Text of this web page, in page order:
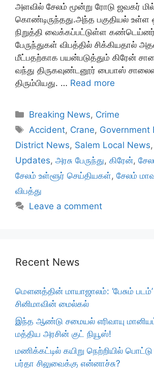
அளவில் சேலம் மூன்று ரோடு ஜவகர் மில்
கொண்டிருந்தது.அந்த பகுதியல் உள்ள
நிறுத்தி வைக்கப்பட்டுள்ள கண்டெய்னர்
பேருந்துகள் விபத்தில் சிக்கியதால்
மீட்பதற்காக பயன்படுத்தும் கிரேன்
வந்து திருகவுண்டனூர் பைபாஸ்
திரும்பியது. … Read more
Categories
Breaking News, Crime
Tags
Accident, Crane, Government
District News, Salem Local News,
Updates, அரசு பேருந்து, கிரேன்,
சேலம் உள்ளூர் செய்தியகள், சேலம்
விபத்து
Leave a comment
Recent News
மௌனத்தின் மாயாஜாலம்: ‘பேசும்
சினிமாவின் மைல்கல்
இந்த ஆண்டு சமையல் எரிவாயு
மத்திய அரசின் குட் நியூஸ்!
மணிக்கட்டில் கயிறு நெற்றியில்
பர்தா சிலுவைக்கு என்னாச்சு?